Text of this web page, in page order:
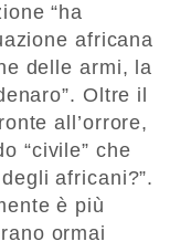
“ha
africana
delle armi, la
Oltre il
all’orrore,
“civile” che
africani?”.
è più
ormai